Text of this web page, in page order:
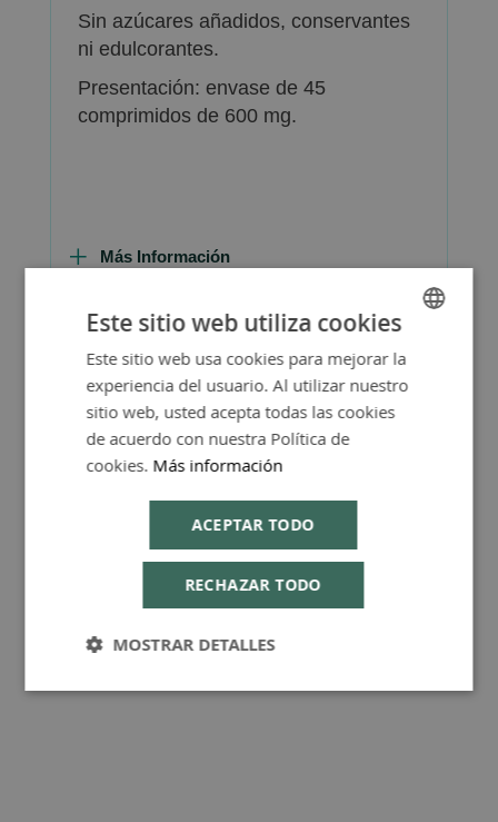
Sin azúcares añadidos, conservantes
ni edulcorantes.
Presentación: envase de 45
comprimidos de 600 mg.
Más Información
FAQ - Preguntas y Respuestas
Consejos de Compra Producto
SPANISH
ENGLISH
Este sitio web utiliza cookies
Este sitio web usa cookies para mejorar la
experiencia del usuario. Al utilizar nuestro
sitio web, usted acepta todas las cookies
de acuerdo con nuestra Política de
cookies. Más información
ACEPTAR TODO
RECHAZAR TODO
MOSTRAR DETALLES